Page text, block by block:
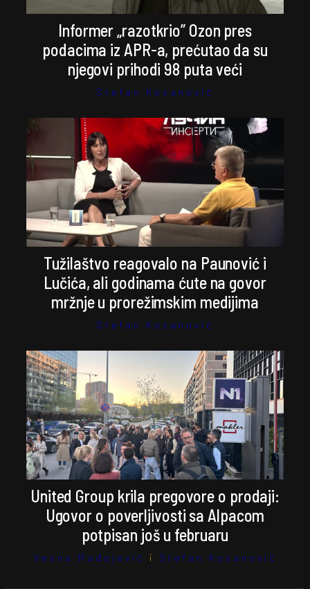
Informer „razotkrio” Ozon pres
podacima iz APR-a, prećutao da su
njegovi prihodi 98 puta veći
Stefan Kosanović
Tužilaštvo reagovalo na Paunović i
Lučića, ali godinama ćute na govor
mržnje u prorežimskim medijima
Stefan Kosanović
United Group krila pregovore o prodaji:
Ugovor o poverljivosti sa Alpacom
potpisan još u februaru
Vesna Radojević i Stefan Kosanović